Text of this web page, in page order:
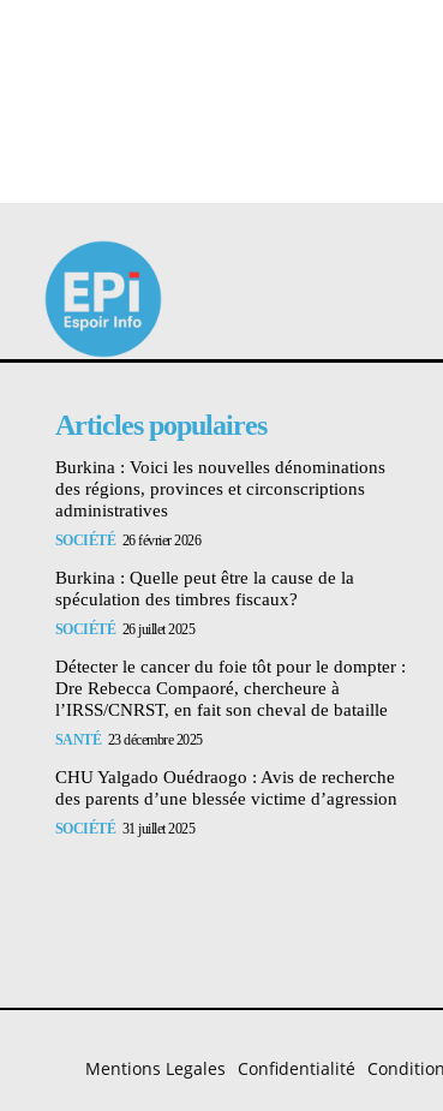
Articles populaires
Burkina : Voici les nouvelles dénominations
des régions, provinces et circonscriptions
administratives
SOCIÉTÉ 26 février 2026
Burkina : Quelle peut être la cause de la
spéculation des timbres fiscaux?
SOCIÉTÉ 26 juillet 2025
Détecter le cancer du foie tôt pour le dompter :
Dre Rebecca Compaoré, chercheure à
l’IRSS/CNRST, en fait son cheval de bataille
SANTÉ 23 décembre 2025
CHU Yalgado Ouédraogo : Avis de recherche
des parents d’une blessée victime d’agression
SOCIÉTÉ 31 juillet 2025
Mentions Legales Confidentialité